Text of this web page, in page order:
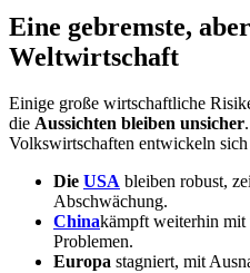
Eine gebremste,
Weltwirtschaft
Einige große wirtschaftliche
die Aussichten bleiben unsicher
Volkswirtschaften entwickeln
Die USA bleiben robust,
Abschwächung.
Chinakämpft weiterhin
Problemen.
Europa stagniert, mit